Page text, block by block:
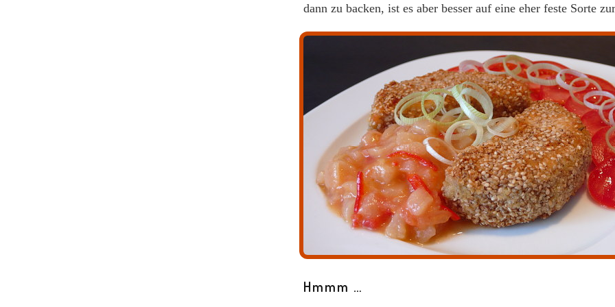
dann zu backen, ist es aber besser auf eine eher feste Sorte
Hmmm …